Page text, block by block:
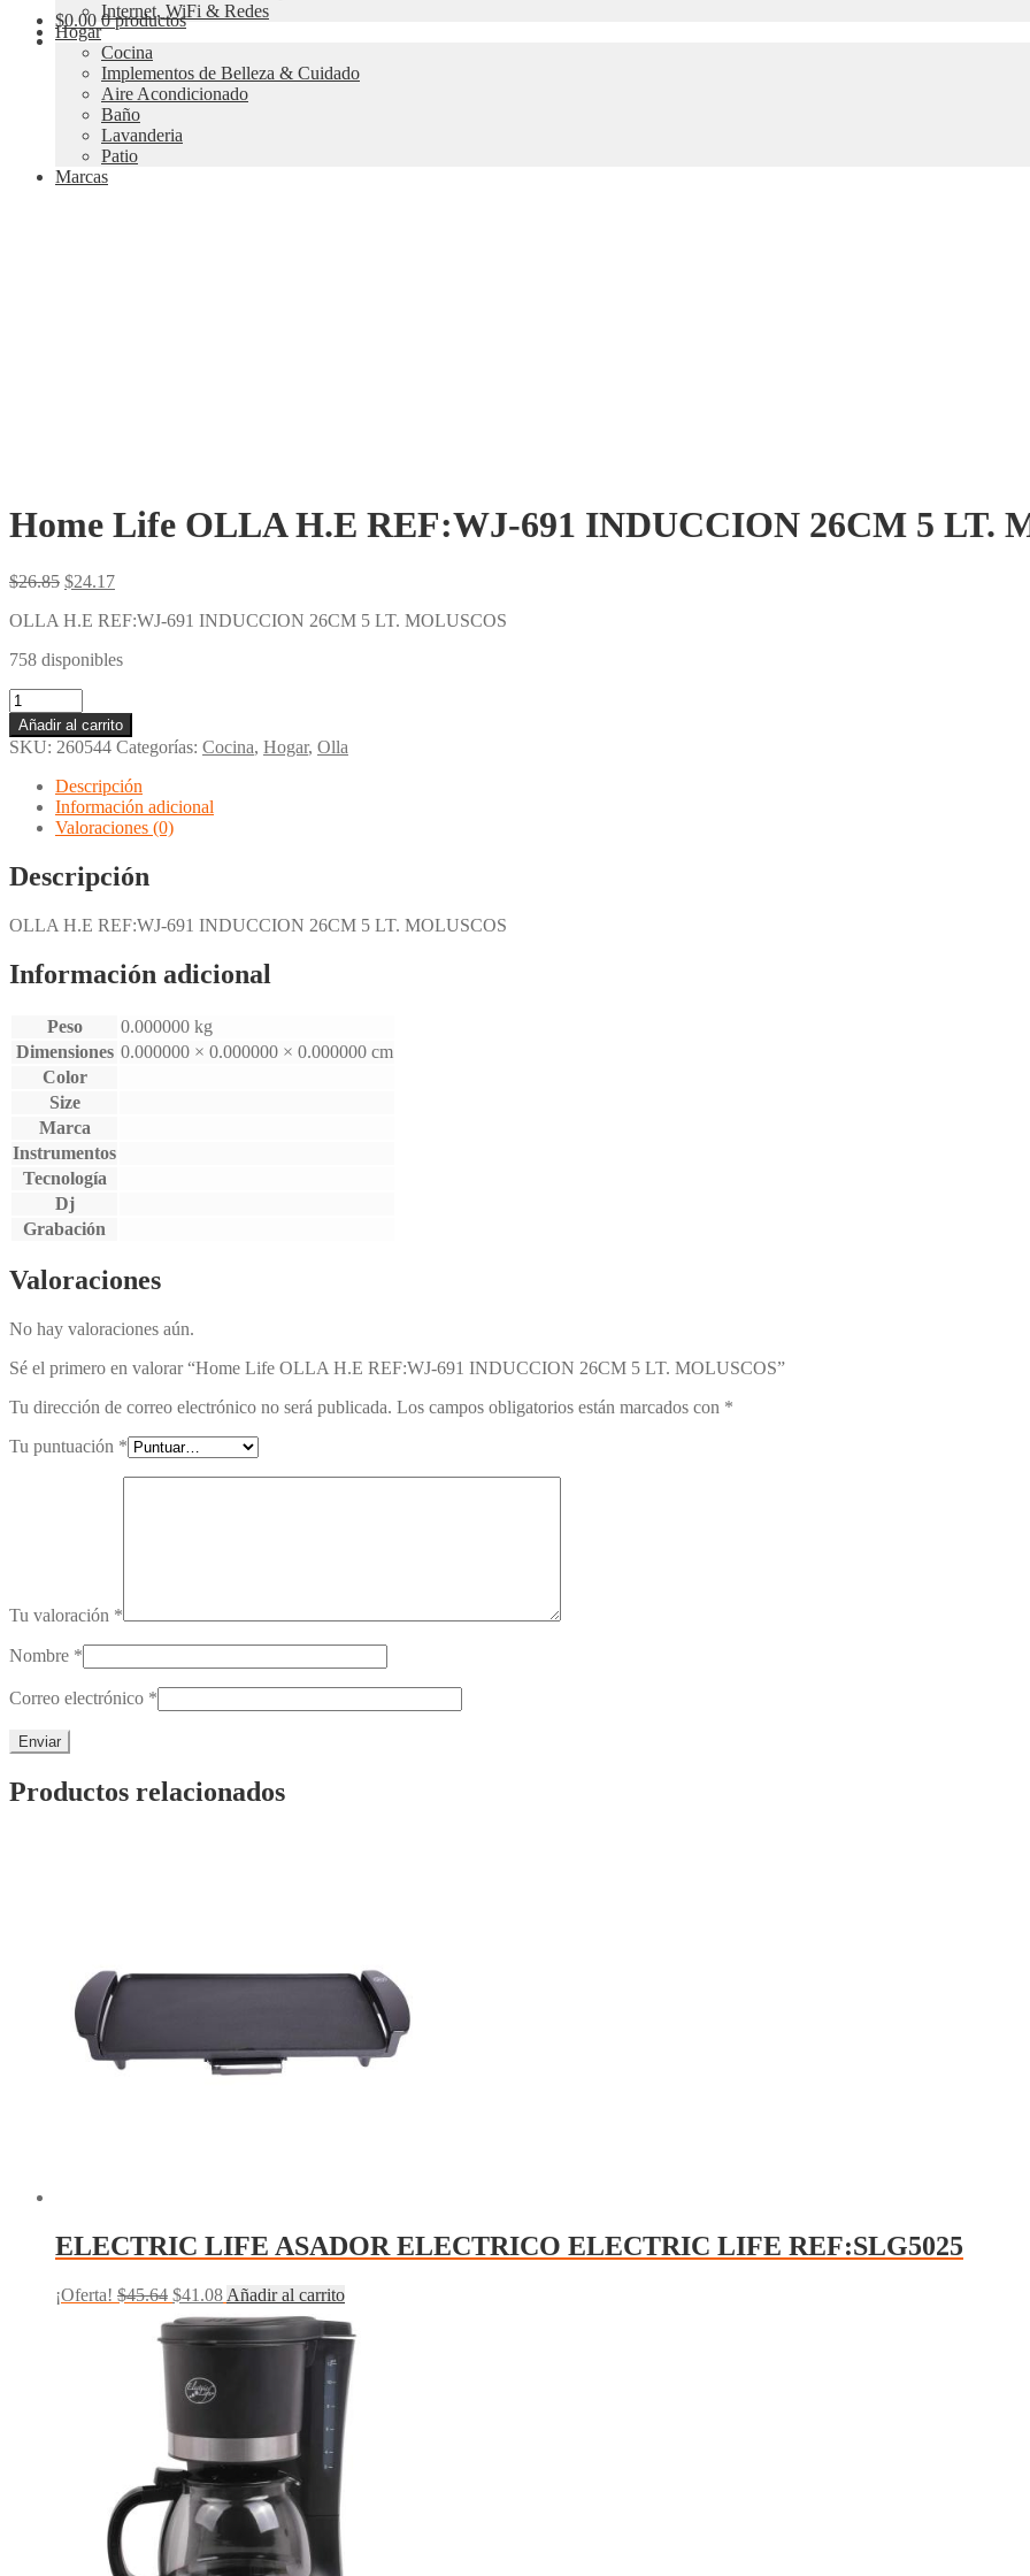
Internet, WiFi & Redes
Hogar
Cocina
Implementos de Belleza & Cuidado
Aire Acondicionado
Baño
Lavanderia
Patio
Marcas
$0.00 0 productos
Home Life OLLA H.E REF:WJ-691 INDUCCION 26CM 5 LT.
$26.85 El
original
$26.85.
$24.17El
actual
$24.17.
OLLA H.E REF:WJ-691 INDUCCION 26CM 5 LT. MOLUSCOS
758 disponibles
Home
Life
OLLA
H.E
REF:WJ-
INDUCCION
5
LT.
cantidad
Añadir al carrito
SKU: 260544 Categorías: Cocina, Hogar, Olla
Descripción
Información adicional
Valoraciones (0)
Descripción
OLLA H.E REF:WJ-691 INDUCCION 26CM 5 LT. MOLUSCOS
Información adicional
Peso
0.000000 kg
Dimensiones 0.000000 × 0.000000 × 0.000000 cm
Color
Size
Marca
Instrumentos
Tecnología
Dj
Grabación
Valoraciones
No hay valoraciones aún.
Sé el primero en valorar “Home Life OLLA H.E REF:WJ-691 INDUCCION 26CM 5 LT. MOLUSCOS”
Tu dirección de correo electrónico no será publicada. Los campos obligatorios están marcados con *
Tu puntuación *
Tu valoración *
Nombre *
Correo electrónico *
Productos relacionados
ELECTRIC LIFE ASADOR ELECTRICO ELECTRIC LIFE REF:SLG5025
¡Oferta! $45.64 El
precio
original
$45.64.
$41.08El
precio
actual
Añadir al carrito